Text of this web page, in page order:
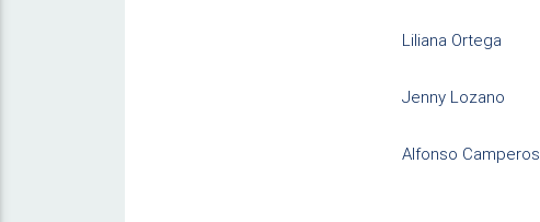
Liliana Ortega
Jenny Lozano
Alfonso Camperos